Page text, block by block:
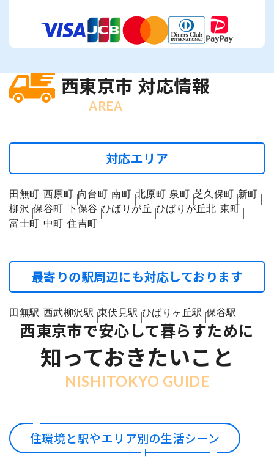
西東京市 対応情報
AREA
対応エリア
田無町 西原町 向台町 南町 北原町 泉町 芝久保町 新町
柳沢 保谷町 下保谷 ひばりが丘 ひばりが丘北 東町
富士町 中町 住吉町
最寄りの駅周辺にも対応しております
田無駅 西武柳沢駅 東伏見駅 ひばりヶ丘駅 保谷駅
西東京市で安心して暮らすために
知っておきたいこと
NISHITOKYO GUIDE
住環境と駅やエリア別の生活シーン